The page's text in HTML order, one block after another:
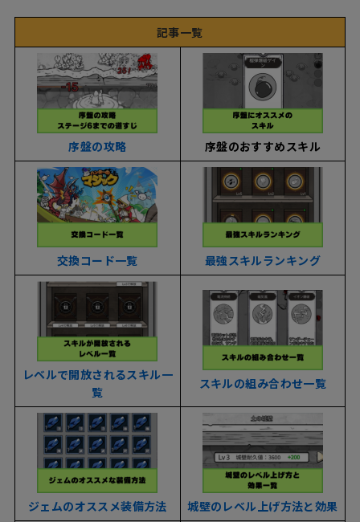
記事一覧
序盤の攻略 序盤のおすすめスキル
交換コード一覧 最強スキルランキング
レベルで開放されるスキル一
覧
スキルの組み合わせ一覧
ジェムのオススメ装備方法 城壁のレベル上げ方法と効果